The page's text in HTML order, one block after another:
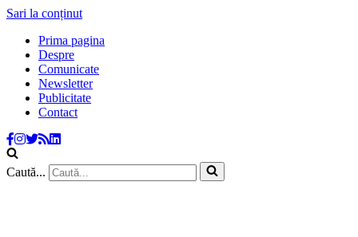
Sari la conținut
Prima pagina
Despre
Comunicate
Newsletter
Publicitate
Contact
Caută...